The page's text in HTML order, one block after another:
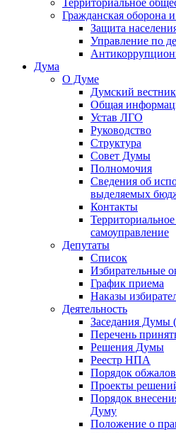
Территориальное
Гражданская оборона
Защита
Управление по
Дума
О Думе
Думский вестник
Общая
Устав ЛГО
Руководство
Структура
Совет Думы
Полномочия
Сведения об
выделяемых
Контакты
самоуправление
Депутаты
Список
Избирательные
График приема
Наказы
Деятельность
Заседания Думы
Перечень
Решения Думы
Реестр НПА
Порядок
Проекты
Порядок
Думу
Положение о